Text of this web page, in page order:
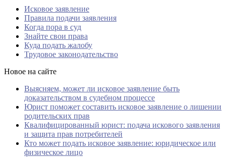
Исковое заявление
Правила подачи заявления
Когда пора в суд
Знайте свои права
Куда подать жалобу
Трудовое законодательство
Новое на сайте
Выясняем, может ли исковое заявление быть
доказательством в судебном процессе
Юрист поможет составить исковое заявление о лишении
родительских прав
Квалифицированный юрист: подача искового заявления
и защита прав потребителей
Кто может подать исковое заявление: юридическое или
физическое лицо